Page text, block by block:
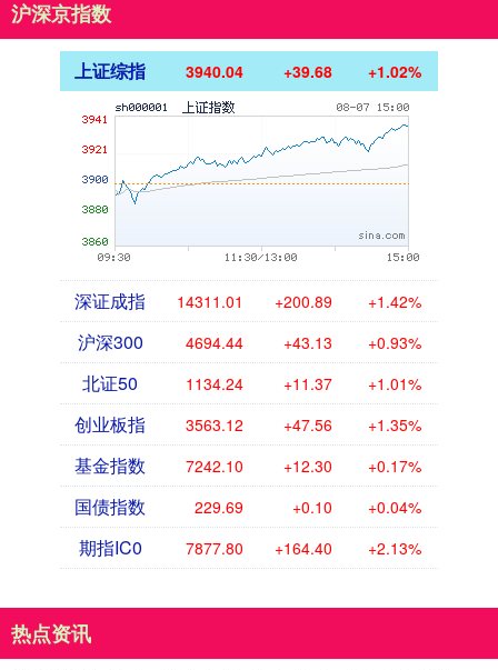
沪深京指数
上证综指 3940.04 +39.68 +1.02%
深证成指 14311.01 +200.89 +1.42%
沪深300 4694.44 +43.13 +0.93%
北证50 1134.24 +11.37 +1.01%
创业板指 3563.12 +47.56 +1.35%
基金指数 7242.10 +12.30 +0.17%
国债指数 229.69 +0.10 +0.04%
期指IC0 7877.80 +164.40 +2.13%
热点资讯